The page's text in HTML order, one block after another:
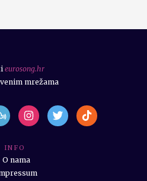
I N F O
O nama
eurosong.hr
mrežama